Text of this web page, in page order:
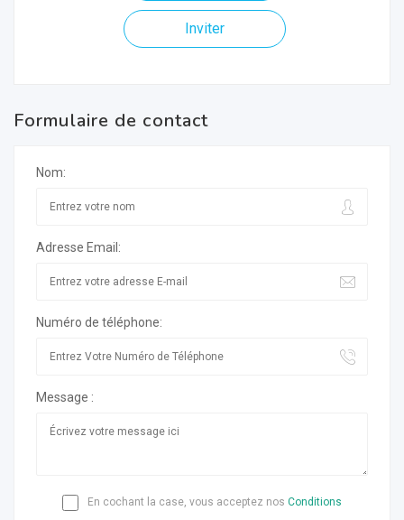
Inviter
Formulaire de contact
Nom:
Adresse Email:
Numéro de téléphone:
Message :
En cochant la case, vous acceptez nos Conditions